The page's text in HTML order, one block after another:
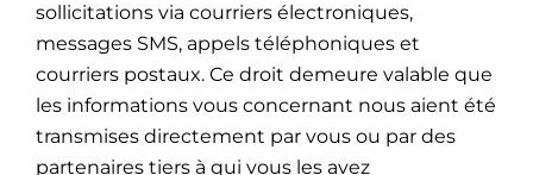
sollicitations via courriers électroniques,
messages SMS, appels téléphoniques et
courriers postaux. Ce droit demeure valable que
les informations vous concernant nous aient été
transmises directement par vous ou par des
partenaires tiers à qui vous les avez